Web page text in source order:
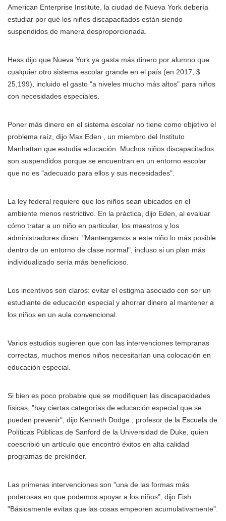
American Enterprise Institute, la ciudad de Nueva York debería
estudiar por qué los niños discapacitados están siendo
suspendidos de manera desproporcionada.
Hess dijo que Nueva York ya gasta más dinero por alumno que
cualquier otro sistema escolar grande en el país (en 2017, $
25,199), incluido el gasto "a niveles mucho más altos" para niños
con necesidades especiales.
Poner más dinero en el sistema escolar no tiene como objetivo el
problema raíz, dijo Max Eden , un miembro del Instituto
Manhattan que estudia educación. Muchos niños discapacitados
son suspendidos porque se encuentran en un entorno escolar
que no es "adecuado para ellos y sus necesidades".
La ley federal requiere que los niños sean ubicados en el
ambiente menos restrictivo. En la práctica, dijo Eden, al evaluar
cómo tratar a un niño en particular, los maestros y los
administradores dicen: "Mantengamos a este niño lo más posible
dentro de un entorno de clase normal", incluso si un plan más
individualizado sería más beneficioso.
Los incentivos son claros: evitar el estigma asociado con ser un
estudiante de educación especial y ahorrar dinero al mantener a
los niños en un aula convencional.
Varios estudios sugieren que con las intervenciones tempranas
correctas, muchos menos niños necesitarían una colocación en
educación especial.
Si bien es poco probable que se modifiquen las discapacidades
físicas, "hay ciertas categorías de educación especial que se
pueden prevenir", dijo Kenneth Dodge , profesor de la Escuela de
Políticas Públicas de Sanford de la Universidad de Duke, quien
coescribió un artículo que encontró éxitos en alta calidad
programas de prekínder.
Las primeras intervenciones son "una de las formas más
poderosas en que podemos apoyar a los niños", dijo Fish.
"Básicamente evitas que las cosas empeoren acumulativamente".